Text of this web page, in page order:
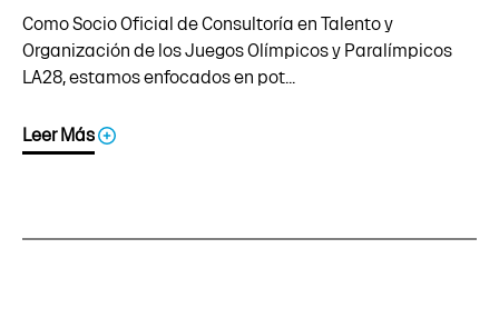
Como Socio Oficial de Consultoría en Talento y
Organización de los Juegos Olímpicos y Paralímpicos
LA28, estamos enfocados en pot...
Leer Más